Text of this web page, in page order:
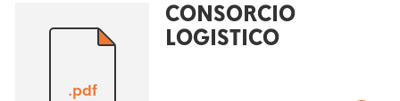
.pdf
CONSORCIO
LOGISTICO